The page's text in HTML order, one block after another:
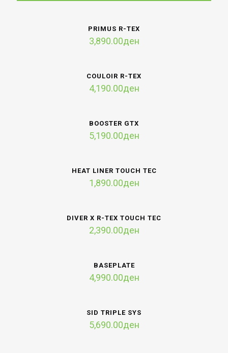
PRIMUS R-TEX
3,890.00ден
COULOIR R-TEX
4,190.00ден
BOOSTER GTX
5,190.00ден
HEAT LINER TOUCH TEC
1,890.00ден
DIVER X R-TEX TOUCH TEC
2,390.00ден
BASEPLATE
4,990.00ден
SID TRIPLE SYS
5,690.00ден